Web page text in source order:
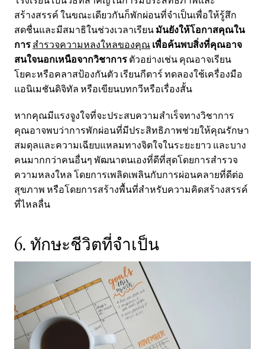
สร้างสรรค์ ในขณะเดียวกันก็พักผ่อนที่จำเป็นเพื่อให้รู้สึก
สดชื่นและมีสมาธิในช่วงเวลาเรียน มันยังให้โอกาสคุณใน
การ สำรวจความหลงใหลของคุณ เพื่อค้นพบสิ่งที่คุณอาจ
สนใจนอกเหนือจากวิชาการ ตัวอย่างเช่น คุณอาจเรียน
โยคะหรือคลาสป้องกันตัว เรียนกีตาร์ ทดลองใช้เครื่องมือ
แอนิเมชันดิจิทัล หรือเขียนบทกวีหรือเรื่องสั้น
หากคุณมีแรงจูงใจที่จะประสบความสำเร็จทางวิชาการ
คุณอาจพบว่าการพักผ่อนที่มีประสิทธิภาพช่วยให้คุณรักษา
สมดุลและความเฉียบแหลมทางจิตใจในระยะยาว และบาง
คนมากกว่าคนอื่นๆ พัฒนาตนเองที่ดีที่สุดโดยการสำรวจ
ความหลงใหล โดยการเพลิดเพลินกับการผ่อนคลายที่ดีต่อ
สุขภาพ หรือโดยการสร้างพื้นที่สำหรับความคิดสร้างสรรค์
ที่ไหลลื่น
6. ทักษะชีวิตที่จำเป็น